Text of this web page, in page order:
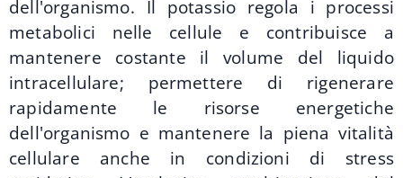
dell'organismo. Il potassio regola i processi
metabolici nelle cellule e contribuisce a
mantenere costante il volume del liquido
intracellulare; permettere di rigenerare
rapidamente le risorse energetiche
dell'organismo e mantenere la piena vitalità
cellulare anche in condizioni di stress